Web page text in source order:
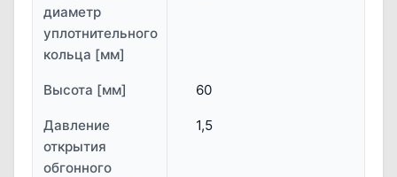
диаметр
уплотнительного
кольца [мм]
Высота [мм] 60
Давление
открытия
обгонного
1,5